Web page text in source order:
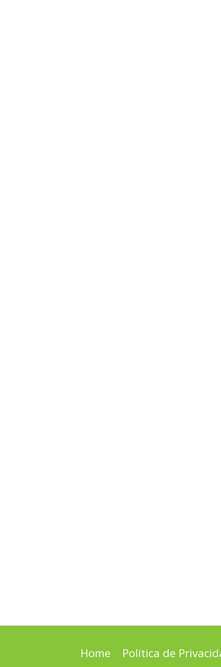
Home Política de